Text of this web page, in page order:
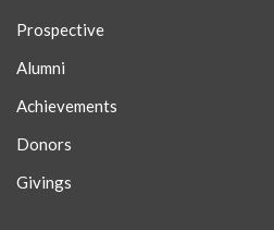
Prospective
Alumni
Achievements
Donors
Givings